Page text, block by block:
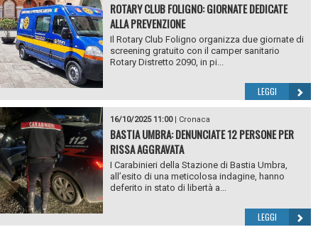
ROTARY CLUB FOLIGNO: GIORNATE DEDICATE
ALLA PREVENZIONE
Il Rotary Club Foligno organizza due giornate di
screening gratuito con il camper sanitario
Rotary Distretto 2090, in pi...
LEGGI
16/10/2025 11:00| Cronaca
BASTIA UMBRA: DENUNCIATE 12 PERSONE PER
RISSA AGGRAVATA
I Carabinieri della Stazione di Bastia Umbra,
all’esito di una meticolosa indagine, hanno
deferito in stato di libertà a...
LEGGI